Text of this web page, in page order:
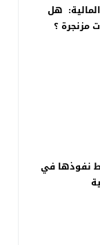
هل
نفوذها في